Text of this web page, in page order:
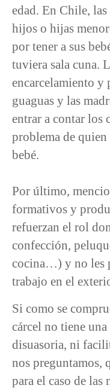
edad. En Chile, las
hijos o hijas
por tener a sus
tuviera sala cuna.
encarcelamiento y
guaguas y las
entrar a contar los
problema de quien
bebé.
Por último,
formativos y
refuerzan el rol
confección,
cocina…) y no les
trabajo en el
Si como se
cárcel no tiene
disuasoria, ni
nos preguntamos,
para el caso de las